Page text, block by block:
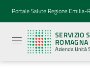
Vai al contenuto
Vai alla navigazione
Vai al footer
Portale Salute Regione Emilia-
SERVIZIO
ROMAGNA
Azienda Unità
Sanitario
Regionale
Emilia-
Romagna
Azienda